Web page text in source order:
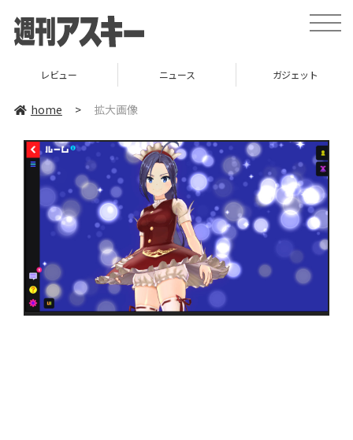
toggle
レビュー ニュース ガジェット
home > 拡大画像